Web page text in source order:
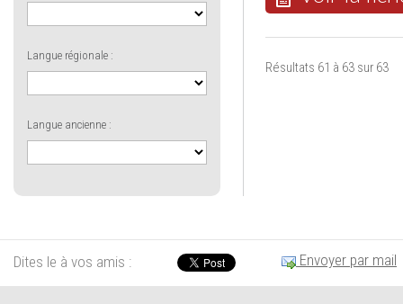
Langue régionale :
Langue ancienne :
Résultats 61 à 63 sur 63
Dites le à vos amis : Envoyer par mail